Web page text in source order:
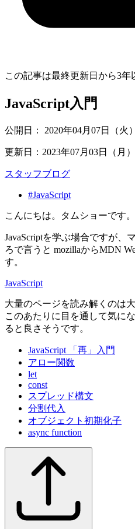
この記事は最終更新日から3年
JavaScript入門
公開日： 2020年04月07日（火）
更新日： 2023年07月03日（月）
スタッフブログ
#JavaScript
こんにちは。タムショーです。
JavaScriptを学ぶ場合ですが、
ろで言うと mozillaからMDN
す。
JavaScript
大量のページを読み解くのは
このあたりに目を通して気に
ると良さそうです。
JavaScript 「再」入門
アロー関数
let
const
スプレッド構文
分割代入
オブジェクト初期化子
async function